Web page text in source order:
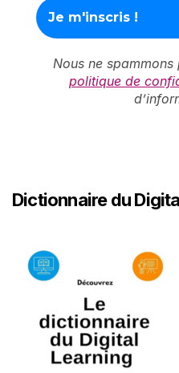
Nous ne
politique de
Dictionnaire du